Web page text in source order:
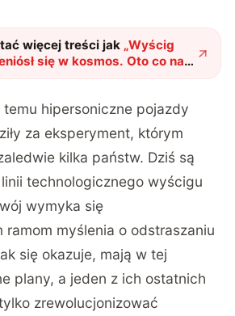
więcej treści jak „Wyścig
się w kosmos. Oto co nas
hipersoniczne pojazdy
za eksperyment, którym
kilka państw. Dziś są
technologicznego wyścigu
wymyka się
myślenia o odstraszaniu
się okazuje, mają w tej
plany, a jeden z ich ostatnich
zrewolucjonizować